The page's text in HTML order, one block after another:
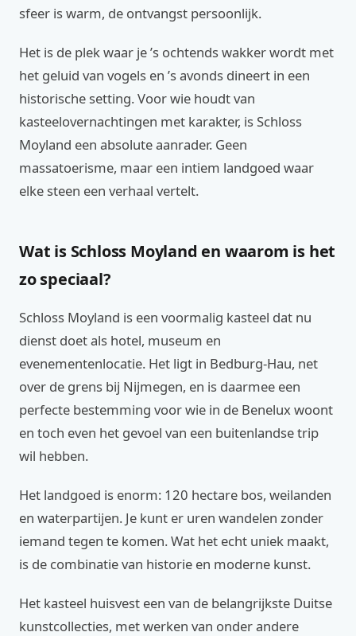
sfeer is warm, de ontvangst persoonlijk.
Het is de plek waar je ’s ochtends wakker wordt met
het geluid van vogels en ’s avonds dineert in een
historische setting. Voor wie houdt van
kasteelovernachtingen met karakter, is Schloss
Moyland een absolute aanrader. Geen
massatoerisme, maar een intiem landgoed waar
elke steen een verhaal vertelt.
Wat is Schloss Moyland en waarom is het
zo speciaal?
Schloss Moyland is een voormalig kasteel dat nu
dienst doet als hotel, museum en
evenementenlocatie. Het ligt in Bedburg-Hau, net
over de grens bij Nijmegen, en is daarmee een
perfecte bestemming voor wie in de Benelux woont
en toch even het gevoel van een buitenlandse trip
wil hebben.
Het landgoed is enorm: 120 hectare bos, weilanden
en waterpartijen. Je kunt er uren wandelen zonder
iemand tegen te komen. Wat het echt uniek maakt,
is de combinatie van historie en moderne kunst.
Het kasteel huisvest een van de belangrijkste Duitse
kunstcollecties, met werken van onder andere